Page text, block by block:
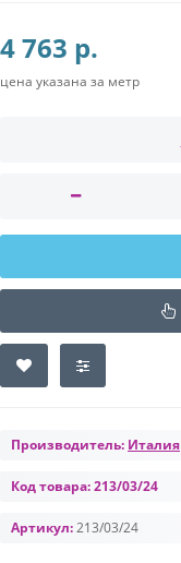
4 763 р.
цена указана за метр
Производитель: Италия
Код товара:213/03/24
Артикул:213/03/24